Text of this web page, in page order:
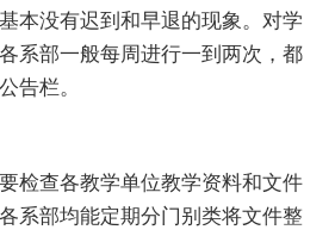
本没有迟到和早退的现象。对学
系部一般每周进行一到两次，都
告栏。
查各教学单位教学资料和文件
系部均能定期分门别类将文件整